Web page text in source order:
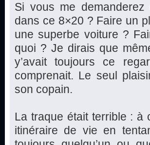
Si vous me
dans ce 8×20 ? Faire un
une superbe voiture ?
quoi ? Je dirais que
y’avait toujours ce
comprenait. Le seul
son copain.
La traque était terrible : à
itinéraire de vie en